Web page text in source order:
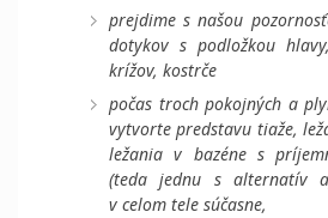
prejdime s našou
dotykov s podložkou
krížov, kostrče
počas troch pokojných a
vytvorte predstavu tiaže,
ležania v bazéne s
(teda jednu s alternatív
v celom tele súčasne,